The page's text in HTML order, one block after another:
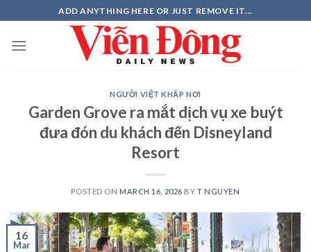
to
content
ADD ANYTHING HERE OR JUST REMOVE IT...
NGƯỜI VIỆT KHẮP NƠI
Garden Grove ra mắt dịch vụ xe buýt
đưa đón du khách đến Disneyland
Resort
POSTED ON MARCH 16, 2026 BYT NGUYEN
16
Mar